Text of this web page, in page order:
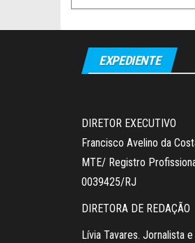
EXPEDIENTE
DIRETOR EXECUTIVO
Francisco Avelino da
MTE/ Registro
0039425/RJ
DIRETORA DE REDAÇÃO
Lívia Tavares. Jornalista